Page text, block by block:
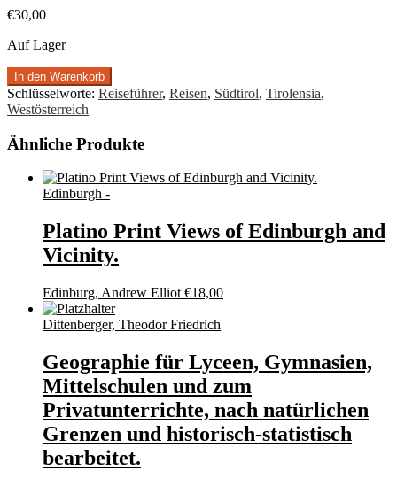
€30,00
Auf Lager
In den Warenkorb
Schlüsselworte: Reiseführer, Reisen, Südtirol, Tirolensia,
Westösterreich
Ähnliche Produkte
Edinburgh -
Platino Print Views of Edinburgh and
Vicinity.
Edinburg, Andrew Elliot €18,00
Dittenberger, Theodor Friedrich
Geographie für Lyceen, Gymnasien,
Mittelschulen und zum
Privatunterrichte, nach natürlichen
Grenzen und historisch-statistisch
bearbeitet.